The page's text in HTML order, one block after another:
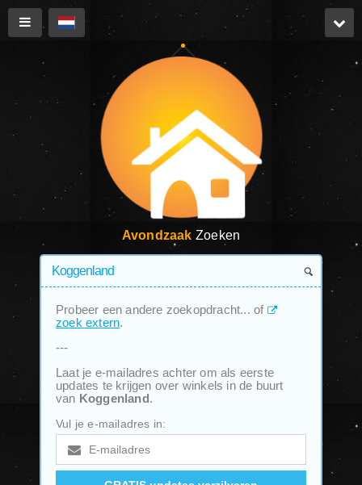
Avondzaak Zoeken
Probeer een andere zoekopdracht... of
zoek extern.
---
Laat je e-mailadres achter om als eerste
updates te krijgen over winkels in de buurt
van Koggenland .
Vul je e-mailadres in: